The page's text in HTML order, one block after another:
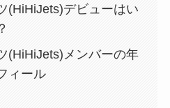
(HiHiJets)デビューはい
(HiHiJets)メンバーの年
ィール